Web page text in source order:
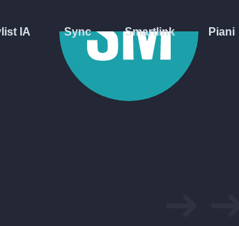
IA Sync Smartlink Piani